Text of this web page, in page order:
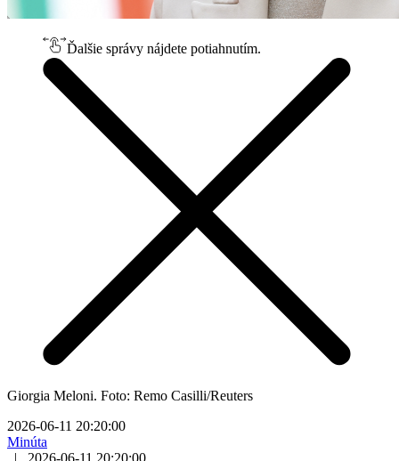
Ďalšie správy nájdete potiahnutím.
Giorgia Meloni. Foto: Remo Casilli/Reuters
2026-06-11 20:20:00
Minúta
|
2026-06-11 20:20:00